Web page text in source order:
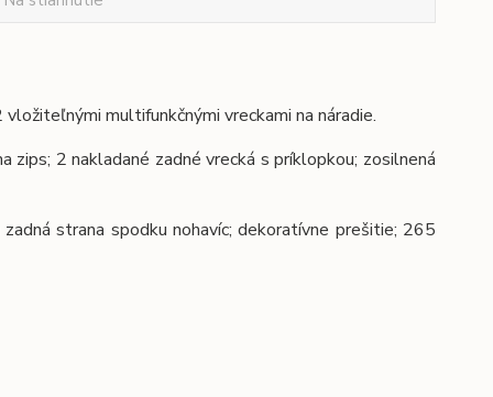
multifunkčnými vreckami na náradie.
zips; 2 nakladané zadné vrecká s príklopkou; zosilnená
strana spodku nohavíc; dekoratívne prešitie; 265